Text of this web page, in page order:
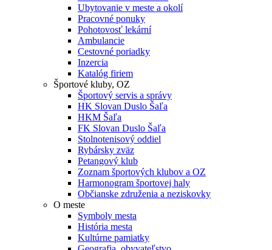
Ubytovanie v meste a okolí
Pracovné ponuky
Pohotovosť lekární
Ambulancie
Cestovné poriadky
Inzercia
Katalóg firiem
Športové kluby, OZ
Športový servis a správy
HK Slovan Duslo Šaľa
HKM Šaľa
FK Slovan Duslo Šaľa
Stolnotenisový oddiel
Rybársky zväz
Petangový klub
Zoznam športových klubov a OZ
Harmonogram športovej haly
Občianske združenia a neziskovky
O meste
Symboly mesta
História mesta
Kultúrne pamiatky